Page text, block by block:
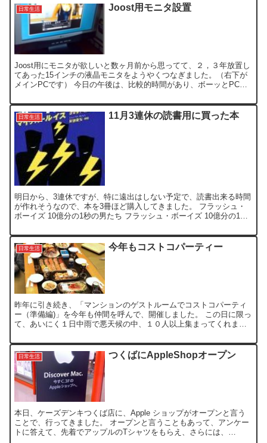
日常生活 Joost用モニタ設置
Joost用にモニタが欲しいと数ヶ月前から思ってて、２，３年放置し
てあった15インチの液晶モニタをようやくつなぎました。（右下が
メインPCです） 今日の午後は、比較的時間があり、ボーッとPCの
日常生活 11月3連休の読書用に買った本
明日から、3連休ですが、特に遠出はしない予定で、読書出来る時間
が作れそうなので、本を3冊ほど購入してきました。 フラッシュ・
ボーイズ 10億分の1秒の男たち フラッシュ・ボーイズ 10億分の1秒
日常生活 今年もコストコパーティー
昨年に引き続き、「マンションのゲストルームでコストコパーティ
ー（準備編)」を今年も仲間を呼んで、開催しました。 この日に限っ
て、あいにく１日中雨で悪天候の中、１０人以上集まってくれまし
日常生活 つくばにAppleShopオープン
本日、ケーズデンキつくば店に、Apple ショップがオープンと言う
ことで、行ってきました。 オープンと言うこともあって、アンケー
トに答えて、先着でアップルのTシャツをもらえ、さらには、